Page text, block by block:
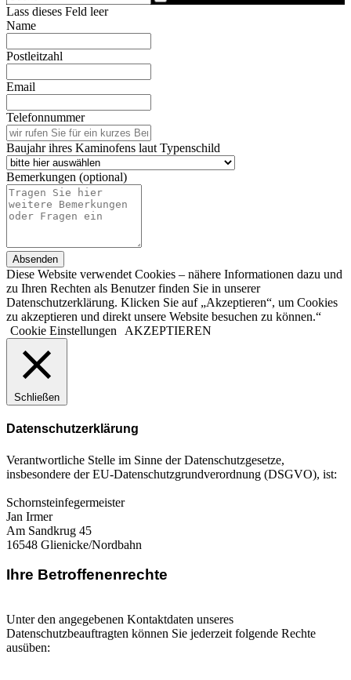
Lass dieses Feld leer
Name
Postleitzahl
Email
Telefonnummer
Baujahr ihres Kaminofens laut Typenschild
Bemerkungen (optional)
Absenden
Diese Website verwendet Cookies – nähere Informationen dazu und
zu Ihren Rechten als Benutzer finden Sie in unserer
Datenschutzerklärung. Klicken Sie auf „Akzeptieren“, um Cookies
zu akzeptieren und direkt unsere Website besuchen zu können.“
Cookie Einstellungen
AKZEPTIEREN
Schließen
Datenschutzerklärung
Verantwortliche Stelle im Sinne der Datenschutzgesetze,
insbesondere der EU-Datenschutzgrundverordnung (DSGVO), ist:
Schornsteinfegermeister
Jan Irmer
Am Sandkrug 45
16548 Glienicke/Nordbahn
Ihre Betroffenenrechte
Unter den angegebenen Kontaktdaten unseres
Datenschutzbeauftragten können Sie jederzeit folgende Rechte
ausüben: